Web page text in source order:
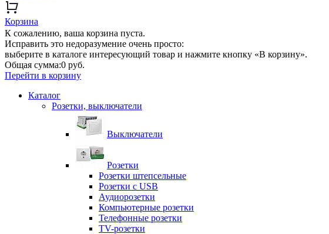
Корзина
К сожалению, ваша корзина пуста.
Исправить это недоразумение очень просто:
выберите в каталоге интересующий товар и нажмите кнопку «В корзину».
Общая сумма:0 руб.
Перейти в корзину
Каталог
Розетки, выключатели
Выключатели
Розетки
Розетки штепсельные
Розетки с USB
Аудиорозетки
Компьютерные розетки
Телефонные розетки
TV-розетки